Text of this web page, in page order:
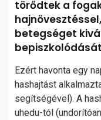
törődtek a
betegséget
Ezért havonta egy
hashajtást
segítségével). A
uhedu-tól